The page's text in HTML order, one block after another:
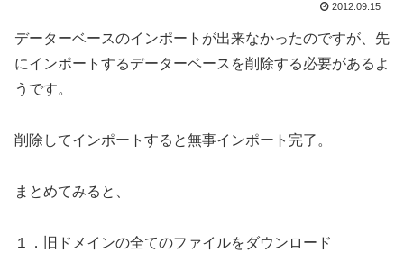
2012.09.15
データーベースのインポートが出来なかったのですが、先
にインポートするデーターベースを削除する必要があるよ
うです。
削除してインポートすると無事インポート完了。
まとめてみると、
１．旧ドメインの全てのファイルをダウンロード